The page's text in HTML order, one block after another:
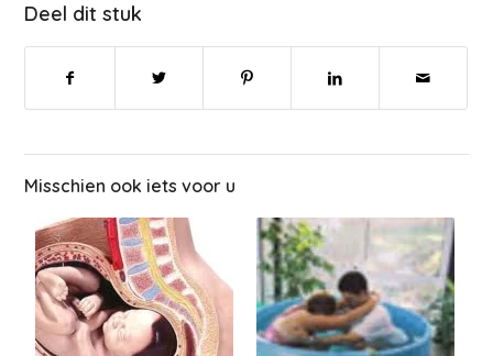
Deel dit stuk
Misschien ook iets voor u